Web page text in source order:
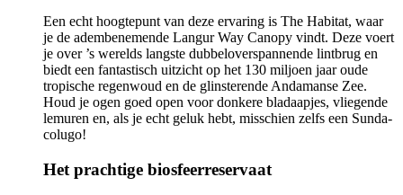
Een echt hoogtepunt van deze ervaring is The Habitat, waar
je de adembenemende Langur Way Canopy vindt. Deze voert
je over ’s werelds langste dubbeloverspannende lintbrug en
biedt een fantastisch uitzicht op het 130 miljoen jaar oude
tropische regenwoud en de glinsterende Andamanse Zee.
Houd je ogen goed open voor donkere bladaapjes, vliegende
lemuren en, als je echt geluk hebt, misschien zelfs een Sunda-
colugo!
Het prachtige biosfeerreservaat